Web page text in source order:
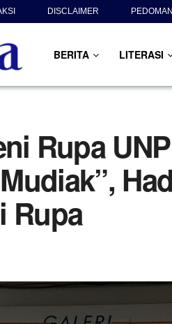
DISCLAIMER
BERITA LITERASI
Rupa
Rupa